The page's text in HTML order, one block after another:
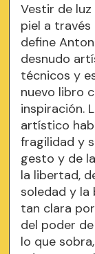
Vestir de
piel a través
define
desnudo
técnicos y
nuevo libro
inspiración.
artístico
fragilidad y
gesto y de
la libertad,
soledad y la
tan clara
del poder
lo que